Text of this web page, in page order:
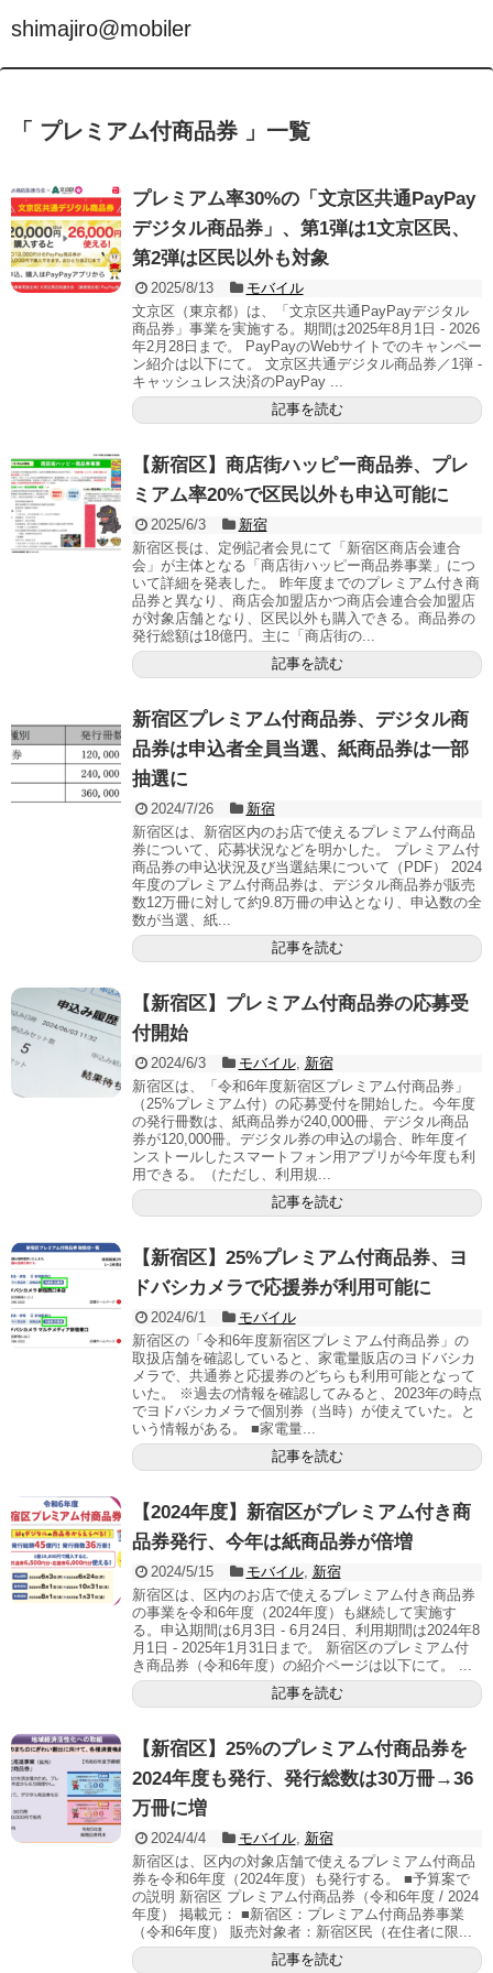
shimajiro@mobiler
「 プレミアム付商品券 」一覧
プレミアム率30%の「文京区共通PayPay
デジタル商品券」、第1弾は1文京区民、
第2弾は区民以外も対象
2025/8/13
モバイル
文京区（東京都）は、「文京区共通PayPayデジタル
商品券」事業を実施する。期間は2025年8月1日 - 2026
年2月28日まで。 PayPayのWebサイトでのキャンペー
ン紹介は以下にて。 文京区共通デジタル商品券／1弾 -
キャッシュレス決済のPayPay ...
記事を読む
【新宿区】商店街ハッピー商品券、プレ
ミアム率20%で区民以外も申込可能に
2025/6/3
新宿
新宿区長は、定例記者会見にて「新宿区商店会連合
会」が主体となる「商店街ハッピー商品券事業」につ
いて詳細を発表した。 昨年度までのプレミアム付き商
品券と異なり、商店会加盟店かつ商店会連合会加盟店
が対象店舗となり、区民以外も購入できる。商品券の
発行総額は18億円。主に「商店街の...
記事を読む
新宿区プレミアム付商品券、デジタル商
品券は申込者全員当選、紙商品券は一部
抽選に
2024/7/26
新宿
新宿区は、新宿区内のお店で使えるプレミアム付商品
券について、応募状況などを明かした。 プレミアム付
商品券の申込状況及び当選結果について（PDF） 2024
年度のプレミアム付商品券は、デジタル商品券が販売
数12万冊に対して約9.8万冊の申込となり、申込数の全
数が当選、紙...
記事を読む
【新宿区】プレミアム付商品券の応募受
付開始
2024/6/3 モバイル, 新宿
新宿区は、「令和6年度新宿区プレミアム付商品券」
（25%プレミアム付）の応募受付を開始した。今年度
の発行冊数は、紙商品券が240,000冊、デジタル商品
券が120,000冊。デジタル券の申込の場合、昨年度イ
ンストールしたスマートフォン用アプリが今年度も利
用できる。（ただし、利用規...
記事を読む
【新宿区】25%プレミアム付商品券、ヨ
ドバシカメラで応援券が利用可能に
2024/6/1
モバイル
新宿区の「令和6年度新宿区プレミアム付商品券」の
取扱店舗を確認していると、家電量販店のヨドバシカ
メラで、共通券と応援券のどちらも利用可能となって
いた。 ※過去の情報を確認してみると、2023年の時点
でヨドバシカメラで個別券（当時）が使えていた。と
いう情報がある。 ■家電量...
記事を読む
【2024年度】新宿区がプレミアム付き商
品券発行、今年は紙商品券が倍増
2024/5/15 モバイル, 新宿
新宿区は、区内のお店で使えるプレミアム付き商品券
の事業を令和6年度（2024年度）も継続して実施す
る。申込期間は6月3日 - 6月24日、利用期間は2024年8
月1日 - 2025年1月31日まで。 新宿区のプレミアム付
き商品券（令和6年度）の紹介ページは以下にて。 ...
記事を読む
【新宿区】25%のプレミアム付商品券を
2024年度も発行、発行総数は30万冊→36
万冊に増
2024/4/4 モバイル, 新宿
新宿区は、区内の対象店舗で使えるプレミアム付商品
券を令和6年度（2024年度）も発行する。 ■予算案で
の説明 新宿区 プレミアム付商品券（令和6年度 / 2024
年度） 掲載元： ■新宿区：プレミアム付商品券事業
（令和6年度） 販売対象者：新宿区民（在住者に限...
記事を読む